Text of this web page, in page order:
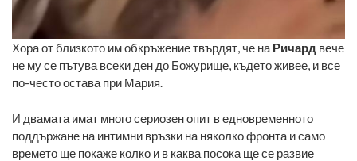
Хора от близкото им обкръжение твърдят, че на Ричард вече
не му се пътува всеки ден до Божурище, където живее, и все
по-често остава при Мария.
И двамата имат много сериозен опит в едновременното
поддържане на интимни връзки на няколко фронта и само
времето ще покаже колко и в каква посока ще се развие